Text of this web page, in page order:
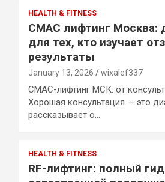
HEALTH & FITNESS
СМАС лифтинг Москва:
для тех, кто изучает
результаты
January 13, 2026 wixalef337
СМАС-лифтинг МСК: от
Хорошая консультация — это
рассказывает о…
HEALTH & FITNESS
RF-лифтинг: полный